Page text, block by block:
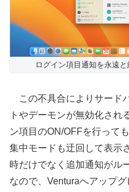
ログイン項目通知を永遠
この不具合によりサード
トやデーモンが無効化され
ン項目のON/OFFを行って
集中モードも迂回して表示
時だけでなく追加通知がル
なので、Venturaへアップ